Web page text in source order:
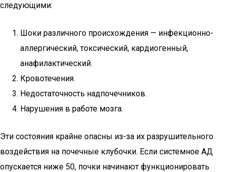
следующими:
Шоки различного происхождения — инфекционно-
аллергический, токсический, кардиогенный,
анафилактический.
Кровотечения.
Недостаточность надпочечников.
Нарушения в работе мозга.
Эти состояния крайне опасны из-за их разрушительного
воздействия на почечные клубочки. Если системное АД
опускается ниже 50, почки начинают функционировать